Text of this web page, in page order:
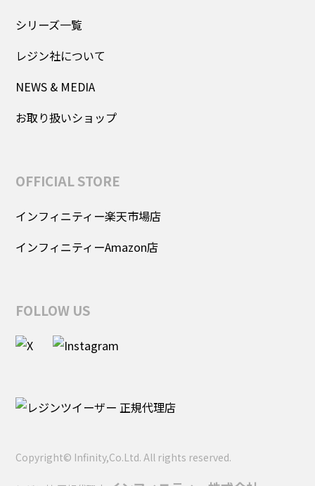
シリーズ一覧
レジン社について
NEWS & MEDIA
お取り扱いショップ
OFFICIAL STORE
インフィニティー楽天市場店
インフィニティーAmazon店
FOLLOW US
Copyright© Infinity,Co.Ltd. All rights reserved.